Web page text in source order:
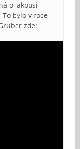
o jakousi
bylo v roce
zde: